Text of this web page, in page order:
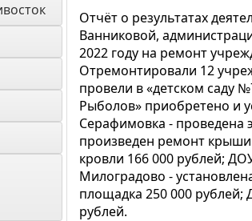
Отчёт о результатах
Ванниковой,
2022 году на ремонт
Отремонтировали 12
провели в «детском саду
Рыболов» приобретено и
Серафимовка - проведена
произведен ремонт
кровли 166 000 рублей;
Милоградово -
площадка 250 000
рублей.